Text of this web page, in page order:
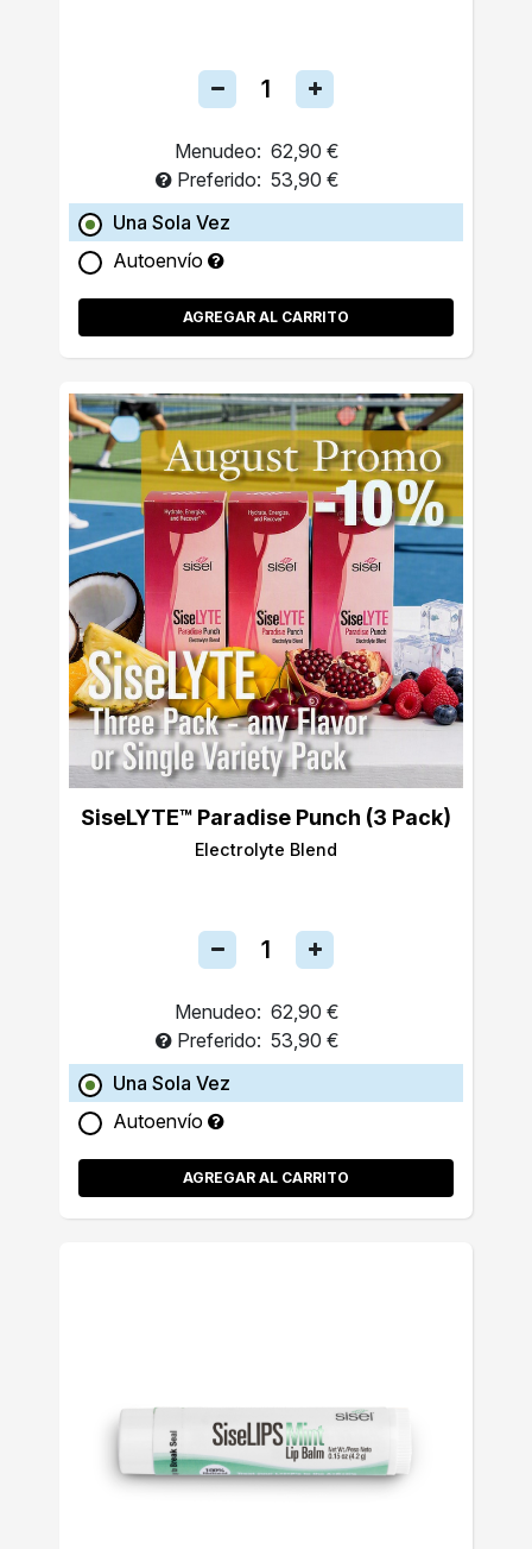
Menudeo: 62,90 €
Preferido: 53,90 €
Una Sola Vez
Autoenvío
AGREGAR AL CARRITO
SiseLYTE™ Paradise Punch (3 Pack)
Electrolyte Blend
Menudeo: 62,90 €
Preferido: 53,90 €
Una Sola Vez
Autoenvío
AGREGAR AL CARRITO